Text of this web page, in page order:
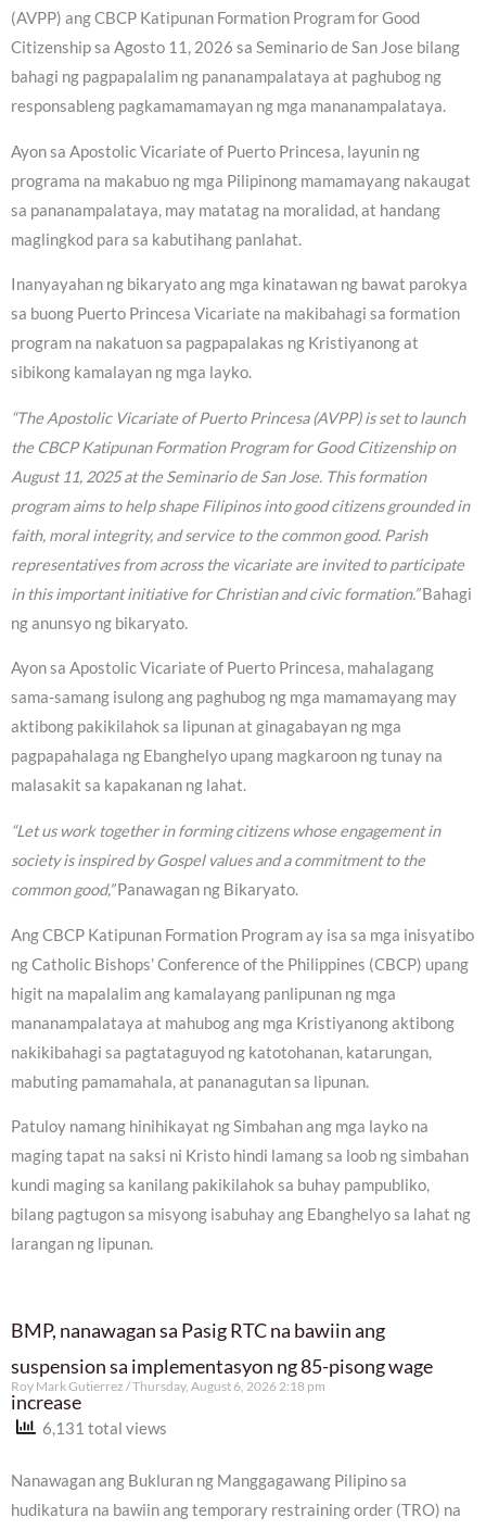
(AVPP) ang CBCP Katipunan Formation Program for Good
Citizenship sa Agosto 11, 2026 sa Seminario de San Jose bilang
bahagi ng pagpapalalim ng pananampalataya at paghubog ng
responsableng pagkamamamayan ng mga mananampalataya.
Ayon sa Apostolic Vicariate of Puerto Princesa, layunin ng
programa na makabuo ng mga Pilipinong mamamayang nakaugat
sa pananampalataya, may matatag na moralidad, at handang
maglingkod para sa kabutihang panlahat.
Inanyayahan ng bikaryato ang mga kinatawan ng bawat parokya
sa buong Puerto Princesa Vicariate na makibahagi sa formation
program na nakatuon sa pagpapalakas ng Kristiyanong at
sibikong kamalayan ng mga layko.
“The Apostolic Vicariate of Puerto Princesa (AVPP) is set to launch
the CBCP Katipunan Formation Program for Good Citizenship on
August 11, 2025 at the Seminario de San Jose. This formation
program aims to help shape Filipinos into good citizens grounded in
faith, moral integrity, and service to the common good. Parish
representatives from across the vicariate are invited to participate
in this important initiative for Christian and civic formation.”Bahagi
ng anunsyo ng bikaryato.
Ayon sa Apostolic Vicariate of Puerto Princesa, mahalagang
sama-samang isulong ang paghubog ng mga mamamayang may
aktibong pakikilahok sa lipunan at ginagabayan ng mga
pagpapahalaga ng Ebanghelyo upang magkaroon ng tunay na
malasakit sa kapakanan ng lahat.
“Let us work together in forming citizens whose engagement in
society is inspired by Gospel values and a commitment to the
common good,”Panawagan ng Bikaryato.
Ang CBCP Katipunan Formation Program ay isa sa mga inisyatibo
ng Catholic Bishops’ Conference of the Philippines (CBCP) upang
higit na mapalalim ang kamalayang panlipunan ng mga
mananampalataya at mahubog ang mga Kristiyanong aktibong
nakikibahagi sa pagtataguyod ng katotohanan, katarungan,
mabuting pamamahala, at pananagutan sa lipunan.
Patuloy namang hinihikayat ng Simbahan ang mga layko na
maging tapat na saksi ni Kristo hindi lamang sa loob ng simbahan
kundi maging sa kanilang pakikilahok sa buhay pampubliko,
bilang pagtugon sa misyong isabuhay ang Ebanghelyo sa lahat ng
larangan ng lipunan.
BMP, nanawagan sa Pasig RTC na bawiin ang
suspension sa implementasyon ng 85-pisong wage
increase
Roy Mark Gutierrez Thursday, August 6, 2026 2:18 pm
6,131 total views
Nanawagan ang Bukluran ng Manggagawang Pilipino sa
hudikatura na bawiin ang temporary restraining order (TRO) na